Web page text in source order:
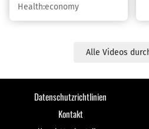
Health:economy
Alle Videos
Datenschutzrichtlinien
Kontakt